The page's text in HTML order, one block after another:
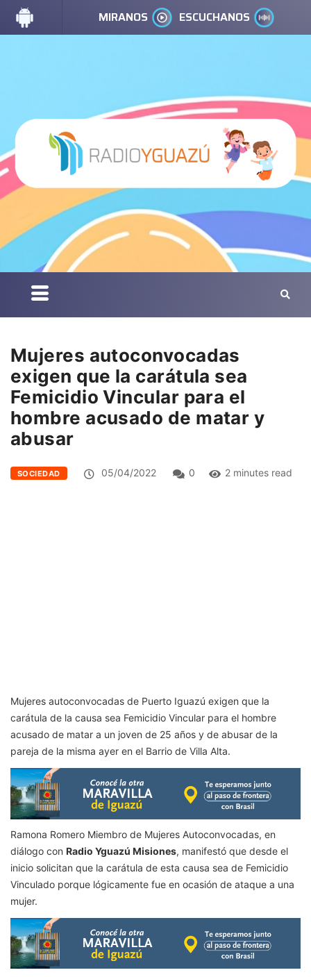
MIRANOS ESCUCHANOS
Mujeres autoconvocadas
exigen que la carátula sea
Femicidio Vincular para el
hombre acusado de matar y
abusar
SOCIEDAD 05/04/2022 0 2 minutes read
Mujeres autoconvocadas de Puerto Iguazú exigen que la
carátula de la causa sea Femicidio Vincular para el hombre
acusado de matar a un joven de 25 años y de abusar de la
pareja de la misma ayer en el Barrio de Villa Alta.
Ramona Romero Miembro de Mujeres Autoconvocadas, en
diálogo con Radio Yguazú Misiones, manifestó que desde el
inicio solicitan que la carátula de esta causa sea de Femicidio
Vinculado porque lógicamente fue en ocasión de ataque a una
mujer.